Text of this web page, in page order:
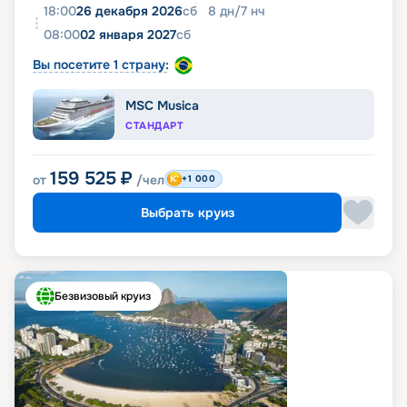
18:0026 декабря 2026сб 8 дн/7 нч
08:0002 января 2027сб
Вы посетите 1 страну:
MSC Musica
СТАНДАРТ
от 159 525 ₽ /чел +1 000
Выбрать круиз
Безвизовый круиз